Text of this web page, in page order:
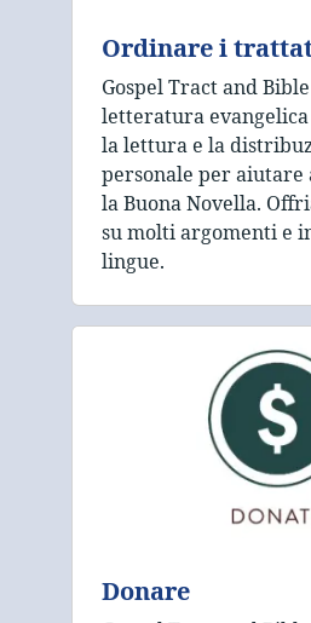
Ordinare i
Gospel Tract and
letteratura
la lettura e la
personale per aiutare
la Buona Novella.
su molti argomenti e
lingue.
Donare